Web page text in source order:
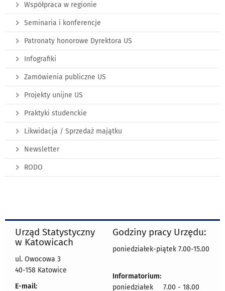
Współpraca w regionie
Seminaria i konferencje
Patronaty honorowe Dyrektora US
Infografiki
Zamówienia publiczne US
Projekty unijne US
Praktyki studenckie
Likwidacja / Sprzedaż majątku
Newsletter
RODO
Urząd Statystyczny
w Katowicach
ul. Owocowa 3
40-158 Katowice
E-mail:
Godziny pracy Urzędu:
poniedziałek-piątek 7.00-15.00
Informatorium:
poniedziałek 7.00 - 18.00